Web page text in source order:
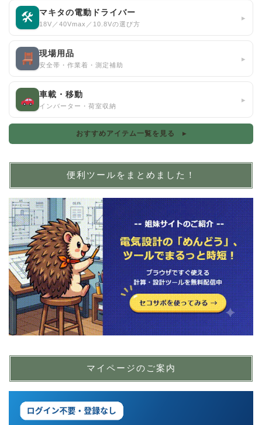
🛠 マキタの電動ドライバー
18V／40Vmax／10.8Vの選び方
▸
現場用品
安全帯・作業着・測定補助
▸
車載・移動
インバーター・荷室収納
▸
おすすめアイテム一覧を見る ▸
便利ツールをまとめました！
マイページのご案内